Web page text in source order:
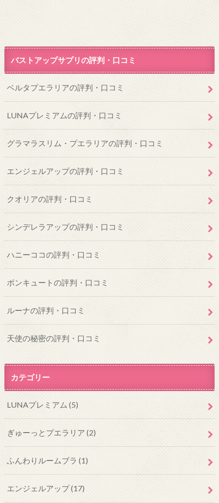
バストアップサプリの評判・口コミ
ベルタプエラリアの評判・口コミ
LUNAプレミアムの評判・口コミ
グラマラスリム・プエラリアの評判・口コミ
エンジェルアップの評判・口コミ
クオリアの評判・口コミ
シンデレラアップの評判・口コミ
ハニーココの評判・口コミ
ボンキュートの評判・口コミ
ルーナの評判・口コミ
天使の秘密の評判・口コミ
カテゴリー
LUNAプレミアム (5)
ぎゅーっとプエラリア (2)
ふんわりルームブラ (1)
エンジェルアップ(17)